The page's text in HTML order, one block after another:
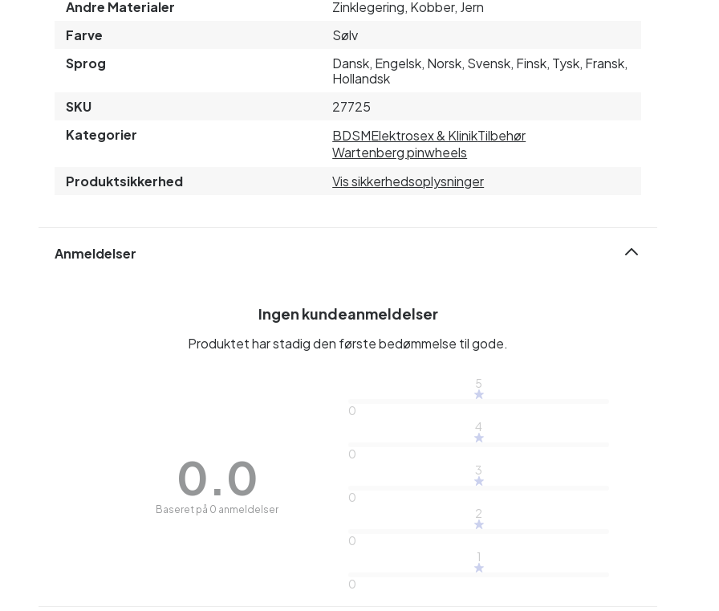
Andre Materialer
Zinklegering, Kobber, Jern
Farve
Sølv
Sprog
Dansk, Engelsk, Norsk, Svensk, Finsk, Tysk, Fransk,
Hollandsk
SKU
27725
Kategorier
BDSMElektrosex & KlinikTilbehør
Wartenberg pinwheels
Produktsikkerhed
Vis sikkerhedsoplysninger
Anmeldelser
Ingen kundeanmeldelser
Produktet har stadig den første bedømmelse til gode.
0.0
Baseret på 0 anmeldelser
5
0
4
0
3
0
2
0
1
0